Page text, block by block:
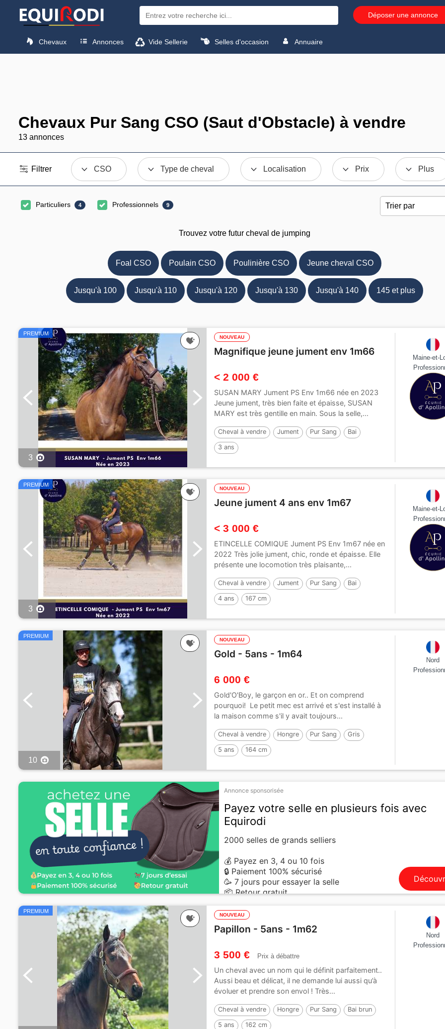
Déposer une annonce
Chevaux Annonces Vide Sellerie Selles d'occasion Annuaire
Chevaux Pur Sang CSO (Saut d'Obstacle) à vendre
13 annonces
Filtrer CSO Type de cheval Localisation Prix Plus
Particuliers 4 Professionnels 9
Trouvez votre futur cheval de jumping
Foal CSO Poulain CSO Poulinière CSO Jeune cheval CSO
Jusqu'à 100 Jusqu'à 110 Jusqu'à 120 Jusqu'à 130 Jusqu'à 140 145 et plus
PREMIUM
3
NOUVEAU
Magnifique jeune jument env 1m66
< 2 000 €
SUSAN MARY Jument PS Env 1m66 née en 2023
Jeune jument, très bien faite et épaisse, SUSAN
MARY est très gentille en main. Sous la selle,...
Cheval à vendre Jument Pur Sang Bai
3 ans
Maine-et-
PREMIUM
3
NOUVEAU
Jeune jument 4 ans env 1m67
< 3 000 €
ETINCELLE COMIQUE Jument PS Env 1m67 née en
2022 Très jolie jument, chic, ronde et épaisse. Elle
présente une locomotion très plaisante,...
Cheval à vendre Jument Pur Sang Bai
4 ans 167 cm
Maine-et-
PREMIUM
10
NOUVEAU
Gold - 5ans - 1m64
6 000 €
Gold'O'Boy, le garçon en or.. Et on comprend
pourquoi! Le petit mec est arrivé et s'est installé à
la maison comme s'il y avait toujours...
Cheval à vendre Hongre Pur Sang Gris
5 ans 164 cm
Nord
Annonce sponsorisée
Payez votre selle en plusieurs fois avec
Equirodi
2000 selles de grands selliers
💰 Payez en 3, 4 ou 10 fois
🔒 Paiement 100% sécurisé
🥳 7 jours pour essayer la selle
📦 Retour gratuit
PREMIUM
NOUVEAU
Papillon - 5ans - 1m62
3 500 € Prix à débattre
Un cheval avec un nom qui le définit parfaitement..
Aussi beau et délicat, il ne demande lui aussi qu’à
évoluer et prendre son envol ! Très...
Cheval à vendre Hongre Pur Sang Bai brun
5 ans 162 cm
Nord